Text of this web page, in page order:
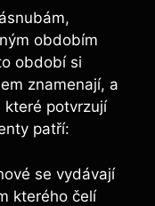
obdobím
období si
znamenají, a
které potvrzují
patří:
se vydávají
kterého čelí